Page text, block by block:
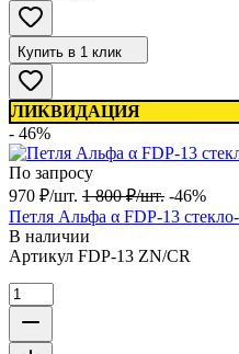
Купить в 1 клик
ЛИКВИДАЦИЯ
- 46%
По запросу
970 ₽/шт. 1 800 ₽/шт. -46%
Петля Альфа α FDP-13
В наличии
Артикул FDP-13 ZN/CR